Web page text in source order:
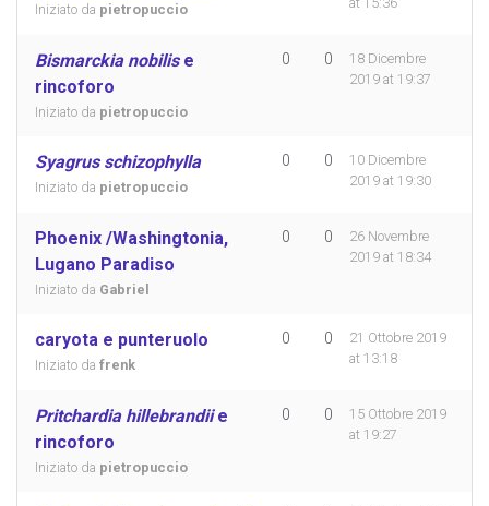
Iniziato da pietropuccio
Bismarckia nobilise
rincoforo
Iniziato da pietropuccio
0 0
18 Dicembre
2019 at 19:37
Syagrus schizophylla
Iniziato da pietropuccio
0 0
10 Dicembre
2019 at 19:30
Phoenix /Washingtonia,
Lugano Paradiso
Iniziato da Gabriel
0 0
26 Novembre
2019 at 18:34
caryota e punteruolo
Iniziato da frenk
0 0
21 Ottobre 2019
at 13:18
Pritchardia hillebrandiie
rincoforo
Iniziato da pietropuccio
0 0
15 Ottobre 2019
at 19:27